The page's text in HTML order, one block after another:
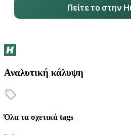
Πείτε το στην
Αναλυτική κάλυψη
Όλα τα σχετικά tags